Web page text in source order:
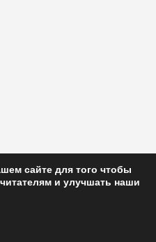
сайте для того чтобы
и улучшать наши